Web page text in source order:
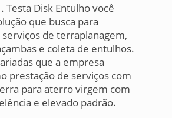
Testa Disk Entulho você
que busca para
de terraplanagem,
e coleta de entulhos.
que a empresa
prestação de serviços com
para aterro virgem com
e elevado padrão.